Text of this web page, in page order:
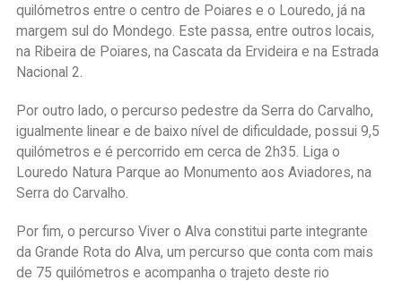
quilómetros entre o centro de Poiares e o Louredo, já na
margem sul do Mondego. Este passa, entre outros locais,
na Ribeira de Poiares, na Cascata da Ervideira e na Estrada
Nacional 2.
Por outro lado, o percurso pedestre da Serra do Carvalho,
igualmente linear e de baixo nível de dificuldade, possui 9,5
quilómetros e é percorrido em cerca de 2h35. Liga o
Louredo Natura Parque ao Monumento aos Aviadores, na
Serra do Carvalho.
Por fim, o percurso Viver o Alva constitui parte integrante
da Grande Rota do Alva, um percurso que conta com mais
de 75 quilómetros e acompanha o trajeto deste rio